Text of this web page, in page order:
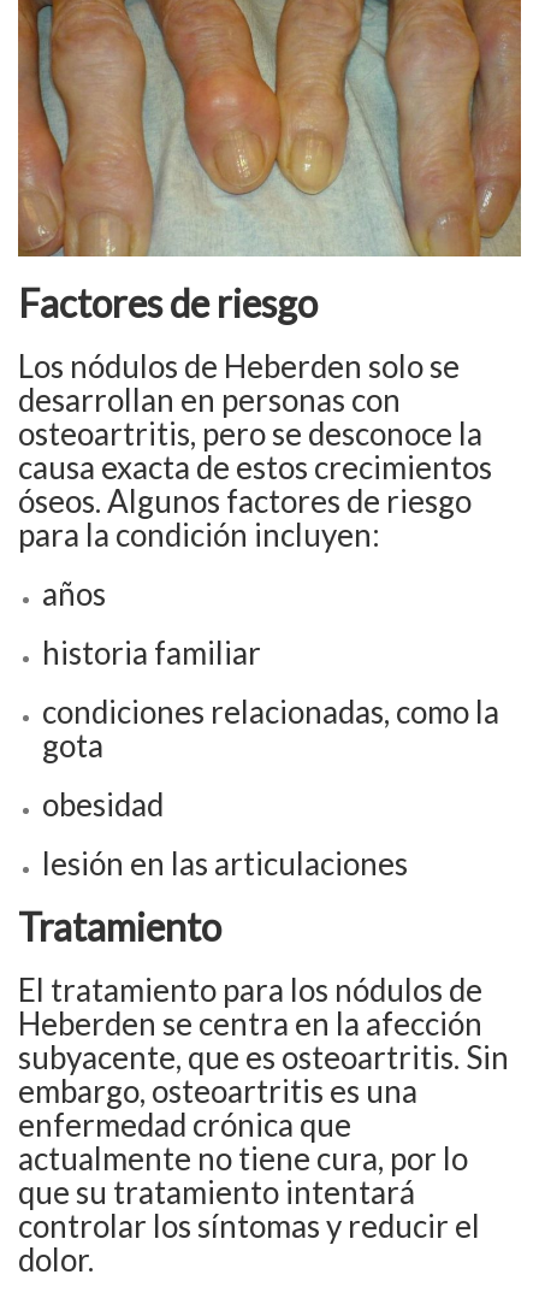
Factores de riesgo
Los nódulos de Heberden solo se
desarrollan en personas con
osteoartritis, pero se desconoce la
causa exacta de estos crecimientos
óseos. Algunos factores de riesgo
para la condición incluyen:
años
historia familiar
condiciones relacionadas, como la
gota
obesidad
lesión en las articulaciones
Tratamiento
El tratamiento para los nódulos de
Heberden se centra en la afección
subyacente, que es osteoartritis. Sin
embargo, osteoartritis es una
enfermedad crónica que
actualmente no tiene cura, por lo
que su tratamiento intentará
controlar los síntomas y reducir el
dolor.